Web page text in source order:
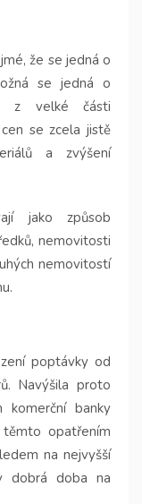
že se jedná o
se jedná o
z velké části
se zcela jistě
a zvýšení
jako způsob
nemovitosti
nemovitostí
poptávky od
Navýšila proto
komerční banky
opatřením
na nejvyšší
dobrá doba na